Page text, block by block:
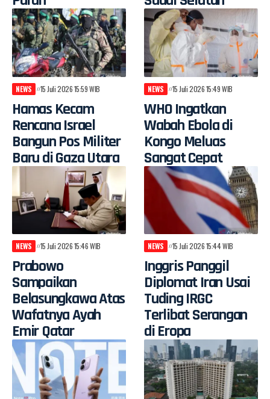
NEWS 15 Juli 2026 15:59 WIB
Hamas Kecam
Rencana Israel
Bangun Pos Militer
Baru di Gaza Utara
NEWS 15 Juli 2026 15:49 WIB
WHO Ingatkan
Wabah Ebola di
Kongo Meluas
Sangat Cepat
NEWS 15 Juli 2026 15:46 WIB
Prabowo
Sampaikan
Belasungkawa Atas
Wafatnya Ayah
Emir Qatar
NEWS 15 Juli 2026 15:44 WIB
Inggris Panggil
Diplomat Iran Usai
Tuding IRGC
Terlibat Serangan
di Eropa